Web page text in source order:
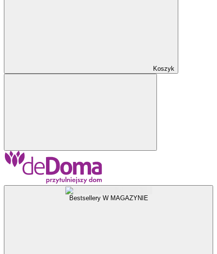
Koszyk
Bestsellery W MAGAZYNIE